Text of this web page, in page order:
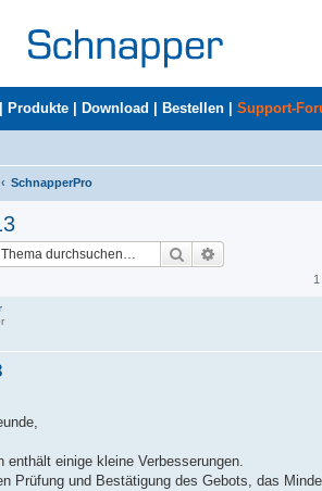
Produkte Download Bestellen Support-
SchnapperPro
Suche
enthält einige kleine Verbesserungen.
Prüfung und Bestätigung des Gebots, das